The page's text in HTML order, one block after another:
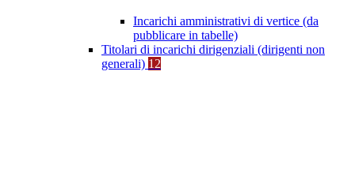
Incarichi amministrativi di vertice (da
pubblicare in tabelle)
Titolari di incarichi dirigenziali (dirigenti non
generali) 12